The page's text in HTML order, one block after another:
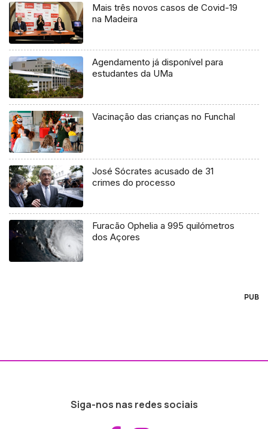
Mais três novos casos de Covid-19
na Madeira
Agendamento já disponível para
estudantes da UMa
Vacinação das crianças no Funchal
José Sócrates acusado de 31
crimes do processo
Furacão Ophelia a 995 quilómetros
dos Açores
PUB
Siga-nos nas redes sociais